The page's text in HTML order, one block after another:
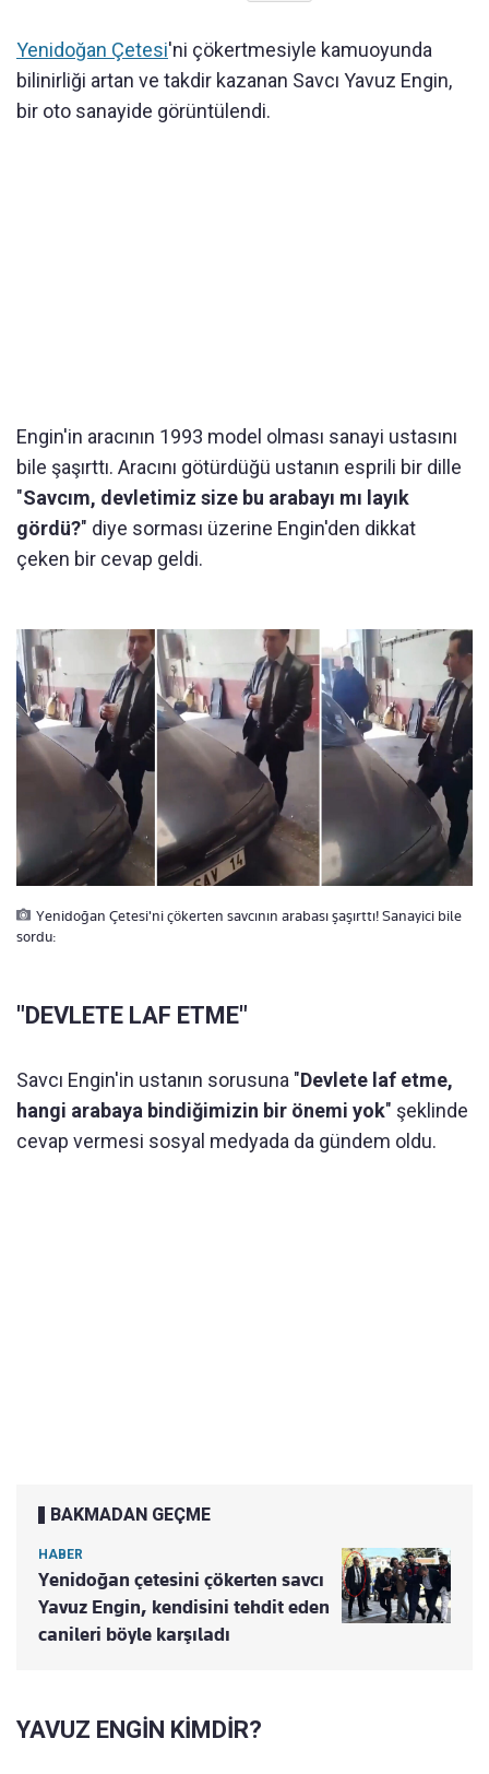
Yenidoğan Çetesi'ni çökertmesiyle kamuoyunda
bilinirliği artan ve takdir kazanan Savcı Yavuz Engin,
bir oto sanayide görüntülendi.
Engin'in aracının 1993 model olması sanayi ustasını
bile şaşırttı. Aracını götürdüğü ustanın esprili bir dille
"Savcım, devletimiz size bu arabayı mı layık
gördü?" diye sorması üzerine Engin'den dikkat
çeken bir cevap geldi.
Yenidoğan Çetesi'ni çökerten savcının arabası şaşırttı! Sanayici bile
sordu:
"DEVLETE LAF ETME"
Savcı Engin'in ustanın sorusuna "Devlete laf etme,
hangi arabaya bindiğimizin bir önemi yok" şeklinde
cevap vermesi sosyal medyada da gündem oldu.
BAKMADAN GEÇME
HABER
Yenidoğan çetesini çökerten savcı
Yavuz Engin, kendisini tehdit eden
canileri böyle karşıladı
YAVUZ ENGİN KİMDİR?